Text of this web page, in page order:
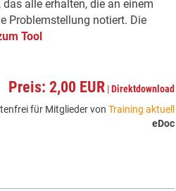
alle erhalten, die an einem
Problemstellung notiert. Die
Tool
Preis: 2,00 EUR |Direktdownload
für Mitglieder von Training aktuell
eDoc